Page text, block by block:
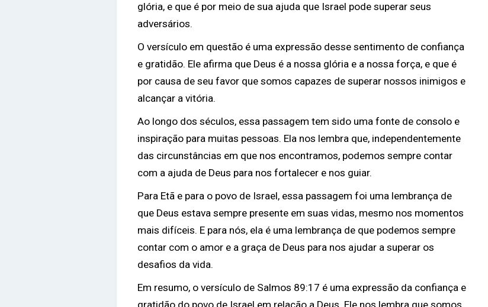
glória, e que é por meio de sua ajuda que Israel pode superar seus
adversários.
O versículo em questão é uma expressão desse sentimento de confiança
e gratidão. Ele afirma que Deus é a nossa glória e a nossa força, e que é
por causa de seu favor que somos capazes de superar nossos inimigos e
alcançar a vitória.
Ao longo dos séculos, essa passagem tem sido uma fonte de consolo e
inspiração para muitas pessoas. Ela nos lembra que, independentemente
das circunstâncias em que nos encontramos, podemos sempre contar
com a ajuda de Deus para nos fortalecer e nos guiar.
Para Etã e para o povo de Israel, essa passagem foi uma lembrança de
que Deus estava sempre presente em suas vidas, mesmo nos momentos
mais difíceis. E para nós, ela é uma lembrança de que podemos sempre
contar com o amor e a graça de Deus para nos ajudar a superar os
desafios da vida.
Em resumo, o versículo de Salmos 89:17 é uma expressão da confiança e
gratidão do povo de Israel em relação a Deus. Ele nos lembra que somos